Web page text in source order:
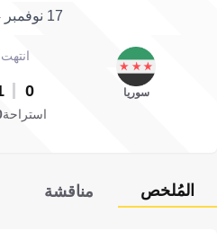
17 نوفمبر 2004
سوريا
انتهت
0
استراحة
المُلخص مناقشة